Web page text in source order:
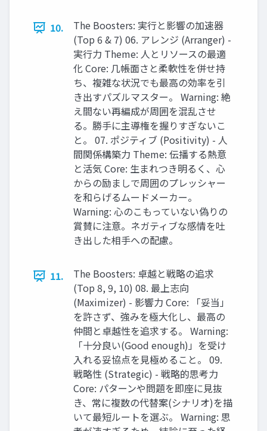
10.
The Boosters: 実行と影響の加速器
(Top 6 & 7) 06. アレンジ (Arranger) -
実行力 Theme: 人とリソースの最適
化 Core: 几帳面さと柔軟性を併せ持
ち、複雑な状況でも最高の効率を引
き出すパズルマスター。 Warning: 絶
え間ない再編成が周囲を混乱させ
る。勝手に主導権を握りすぎないこ
と。 07. ポジティブ (Positivity) - 人
間関係構築力 Theme: 伝播する熱意
と活気 Core: 生まれつき明るく、心
からの励ましで周囲のプレッシャー
を和らげるムードメーカー。
Warning: 心のこもっていない偽りの
賞賛に注意。ネガティブな感情を吐
き出した相手への配慮。
11.
The Boosters: 卓越と戦略の追求
(Top 8, 9, 10) 08. 最上志向
(Maximizer) - 影響力 Core: 「妥当」
を許さず、強みを極大化し、最高の
仲間と卓越性を追求する。 Warning:
「十分良い(Good enough)」を受け
入れる妥協点を見極めること。 09.
戦略性 (Strategic) - 戦略的思考力
Core: パターンや問題を即座に見抜
き、常に複数の代替案(シナリオ)を描
いて最短ルートを選ぶ。 Warning: 思